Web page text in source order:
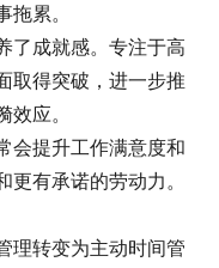
累。
了成就感。专注于高
取得突破，进一步推
应。
会提升工作满意度和
有承诺的劳动力。
理转变为主动时间管